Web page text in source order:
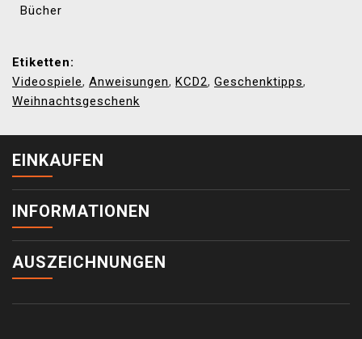
Bücher
Etiketten:
Videospiele, Anweisungen, KCD2, Geschenktipps,
Weihnachtsgeschenk
EINKAUFEN
INFORMATIONEN
AUSZEICHNUNGEN